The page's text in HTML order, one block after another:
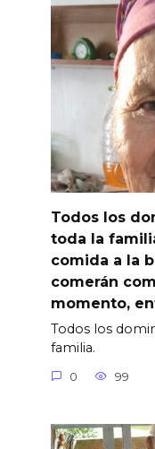
Todos los
toda la
comida a la
comerán
momento,
Todos los
familia.
0 99